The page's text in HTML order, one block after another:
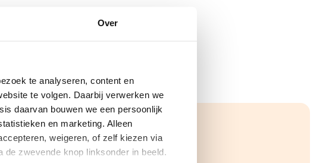
Over
te analyseren, content en
te volgen. Daarbij verwerken we
daarvan bouwen we een persoonlijk
en marketing. Alleen
weigeren, of zelf kiezen via
zwevende knop linksonder in beeld.